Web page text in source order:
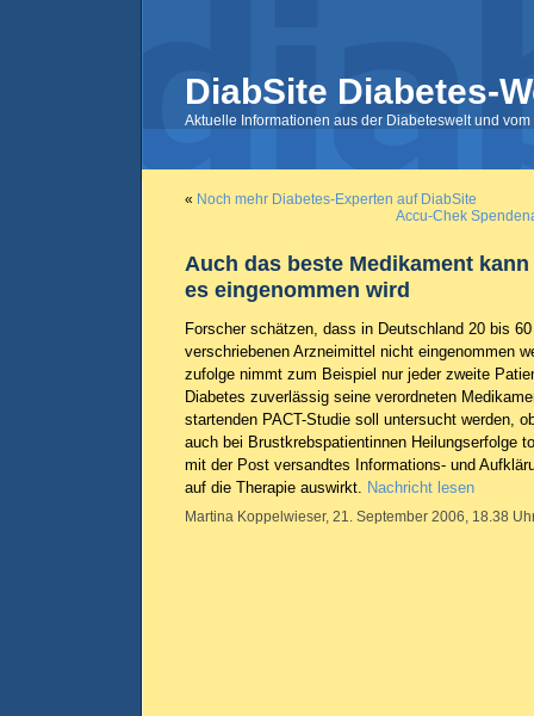
DiabSite Diabetes-
Aktuelle Informationen aus der Diabeteswelt und
« Noch mehr Diabetes-Experten auf DiabSite
Accu-Chek
Auch das beste Medikament
es eingenommen wird
Forscher schätzen, dass in Deutschland 20 bis
verschriebenen Arzneimittel nicht eingenommen
zufolge nimmt zum Beispiel nur jeder zweite
Diabetes zuverlässig seine verordneten
startenden PACT-Studie soll untersucht werden,
auch bei Brustkrebspatientinnen Heilungserfolge
mit der Post versandtes Informations- und
auf die Therapie auswirkt. Nachricht lesen
Martina Koppelwieser, 21. September 2006, 18.38